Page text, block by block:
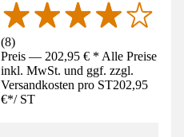
(8)
Preis — 202,95 € * Alle Preise
inkl. MwSt. und ggf. zzgl.
Versandkosten pro ST202,95
€*/ ST